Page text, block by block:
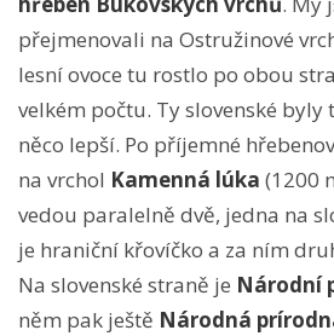
přejmenovali na Ostružinové
lesní ovoce tu rostlo po obou
velkém počtu. Ty slovenské byly
něco lepší. Po příjemné
na vrchol Kamenná lúka (1200
vedou paralelně dvě, jedna na
je hraniční křovíčko a za ním
Na slovenské straně je Národní
něm pak ještě Národná